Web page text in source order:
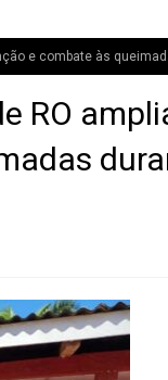
e combate às
RO